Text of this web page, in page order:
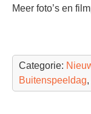
Meer foto’s en
Categorie:
Buitenspeeldag,